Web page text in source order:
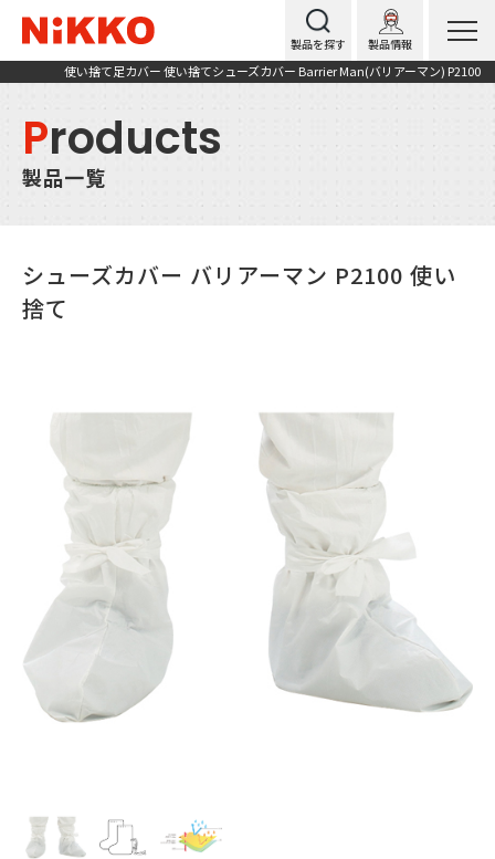
製品を探す 製品情報
使い捨て足カバー 使い捨てシューズカバー Barrier Man(バリアーマン) P2100
Products
製品一覧
シューズカバー バリアーマン P2100 使い
捨て
evi
ou
s